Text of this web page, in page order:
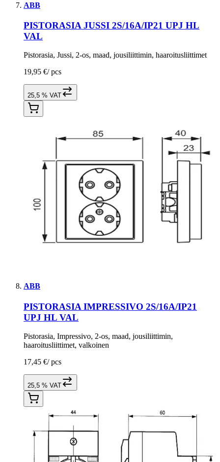
ABB
PISTORASIA JUSSI 2S/16A/IP21 UPJ HL
VAL
Pistorasia, Jussi, 2-os, maad, jousiliittimin, haaroitusliittimet
19,95 €/ pcs
25,5 % VAT
ABB
PISTORASIA IMPRESSIVO 2S/16A/IP21
UPJ HL VAL
Pistorasia, Impressivo, 2-os, maad, jousiliittimin,
haaroitusliittimet, valkoinen
17,45 €/ pcs
25,5 % VAT